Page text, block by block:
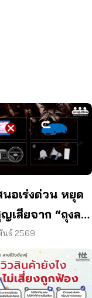
นอเร่งด่วน หยุด
เสียจาก “ถุงลม
”
นธ์ 2569